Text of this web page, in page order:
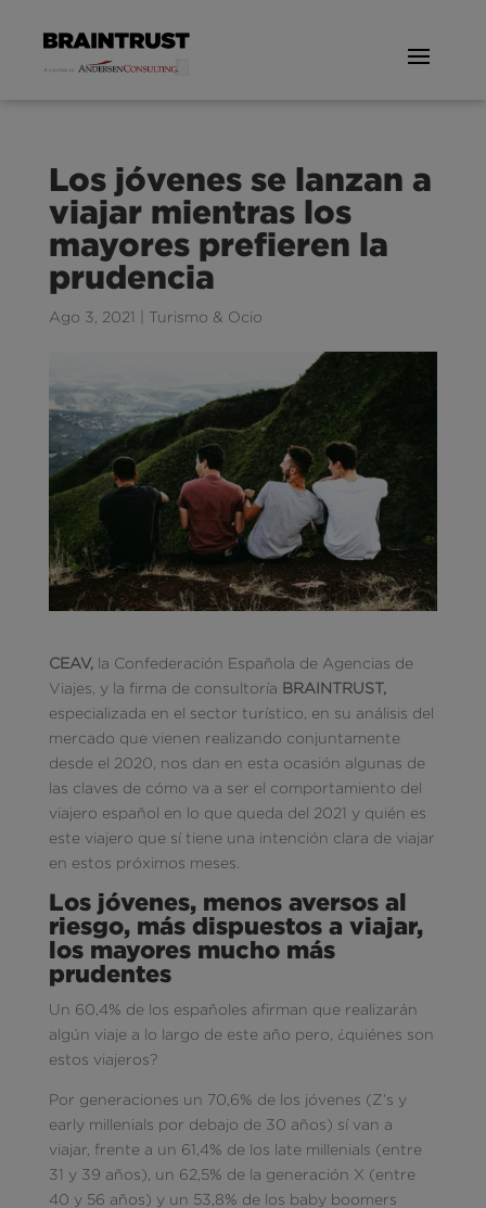
Los jóvenes se lanzan a
viajar mientras los
mayores prefieren la
prudencia
Ago 3, 2021 Turismo & Ocio
CEAV, la Confederación Española de Agencias de
Viajes, y la firma de consultoría BRAINTRUST,
especializada en el sector turístico, en su análisis del
mercado que vienen realizando conjuntamente
desde el 2020, nos dan en esta ocasión algunas de
las claves de cómo va a ser el comportamiento del
viajero español en lo que queda del 2021 y quién es
este viajero que sí tiene una intención clara de viajar
en estos próximos meses.
Los jóvenes, menos aversos al
riesgo, más dispuestos a viajar,
los mayores mucho más
prudentes
Un 60,4% de los españoles afirman que realizarán
algún viaje a lo largo de este año pero, ¿quiénes son
estos viajeros?
Por generaciones un 70,6% de los jóvenes (Z’s y
early millenials por debajo de 30 años) sí van a
viajar, frente a un 61,4% de los late millenials (entre
31 y 39 años), un 62,5% de la generación X (entre
40 y 56 años) y un 53,8% de los baby boomers